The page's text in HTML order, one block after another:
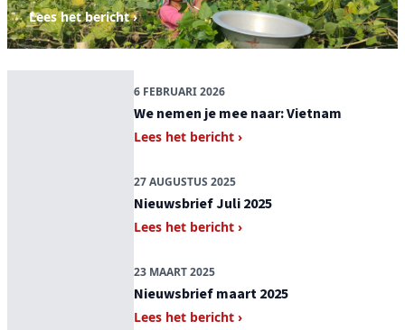
Lees het bericht ›
6 FEBRUARI 2026
We nemen je mee naar: Vietnam
Lees het bericht ›
27 AUGUSTUS 2025
Nieuwsbrief Juli 2025
Lees het bericht ›
23 MAART 2025
Nieuwsbrief maart 2025
Lees het bericht ›